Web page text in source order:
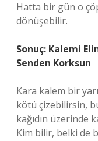
Hatta bir gün o
dönüşebilir.
Sonuç: Kalemi
Senden Korksun
Kara kalem bir
kötü çizebilirsin,
kağıdın üzerinde
Kim bilir, belki de